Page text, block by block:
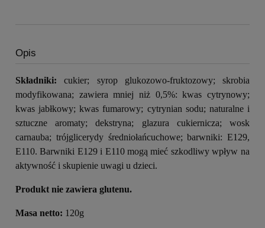
Opis
Składniki: cukier; syrop glukozowo-fruktozowy; skrobia
modyfikowana; zawiera mniej niż 0,5%: kwas cytrynowy;
kwas jabłkowy; kwas fumarowy; cytrynian sodu; naturalne i
sztuczne aromaty; dekstryna; glazura cukiernicza; wosk
carnauba; trójglicerydy średniołańcuchowe; barwniki: E129,
E110. Barwniki E129 i E110 mogą mieć szkodliwy wpływ na
aktywność i skupienie uwagi u dzieci.
Produkt nie zawiera glutenu.
Masa netto: 120g